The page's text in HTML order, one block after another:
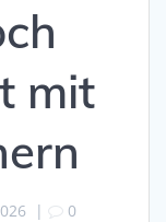
mit
| 0